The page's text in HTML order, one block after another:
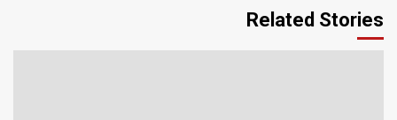
Related Stories